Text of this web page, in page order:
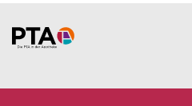
Home